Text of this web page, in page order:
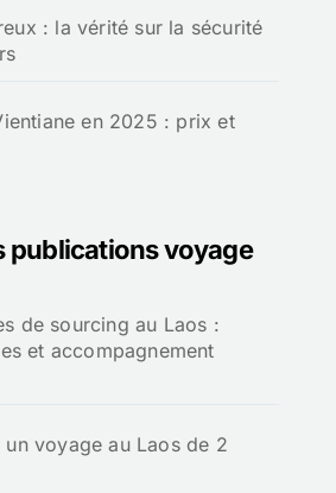
: la vérité sur la sécurité
en 2025 : prix et
publications voyage
de sourcing au Laos :
et accompagnement
voyage au Laos de 2